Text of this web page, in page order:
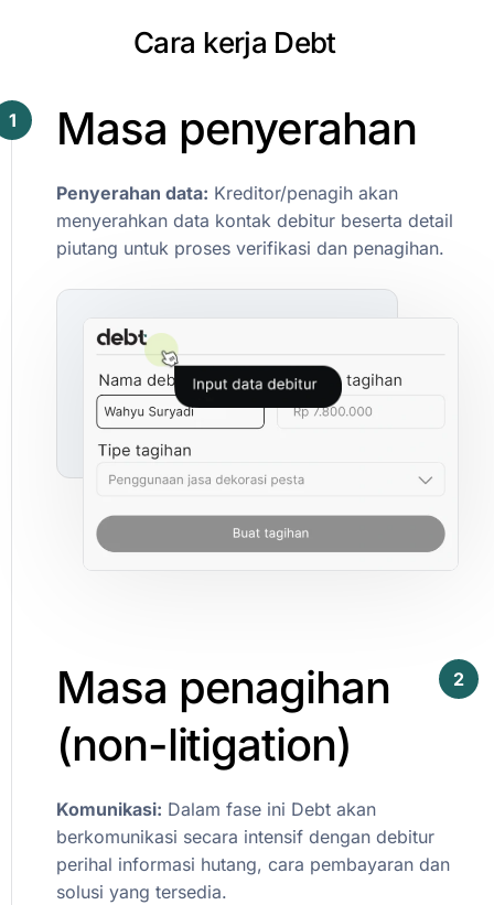
Cara kerja Debt
Masa penyerahan
1
Penyerahan data: Kreditor/penagih akan
menyerahkan data kontak debitur beserta detail
piutang untuk proses verifikasi dan penagihan.
Masa penagihan
(non-litigation)
2
Komunikasi: Dalam fase ini Debt akan
berkomunikasi secara intensif dengan debitur
perihal informasi hutang, cara pembayaran dan
solusi yang tersedia.